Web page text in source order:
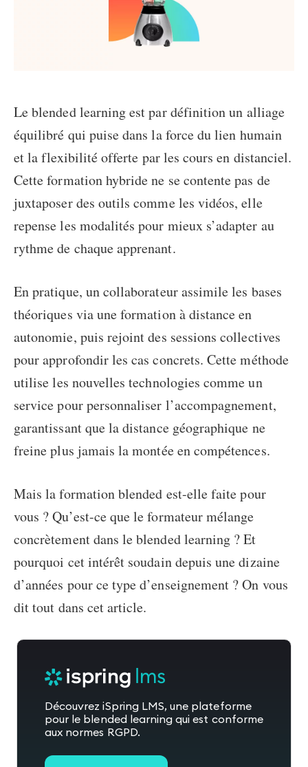
Le blended learning est par définition un alliage
équilibré qui puise dans la force du lien humain
et la flexibilité offerte par les cours en distanciel.
Cette formation hybride ne se contente pas de
juxtaposer des outils comme les vidéos, elle
repense les modalités pour mieux s’adapter au
rythme de chaque apprenant.
En pratique, un collaborateur assimile les bases
théoriques via une formation à distance en
autonomie, puis rejoint des sessions collectives
pour approfondir les cas concrets. Cette méthode
utilise les nouvelles technologies comme un
service pour personnaliser l’accompagnement,
garantissant que la distance géographique ne
freine plus jamais la montée en compétences.
Mais la formation blended est-elle faite pour
vous ? Qu’est-ce que le formateur mélange
concrètement dans le blended learning ? Et
pourquoi cet intérêt soudain depuis une dizaine
d’années pour ce type d’enseignement ? On vous
dit tout dans cet article.
Découvrez iSpring LMS, une plateforme
pour le blended learning qui est conforme
aux normes RGPD.